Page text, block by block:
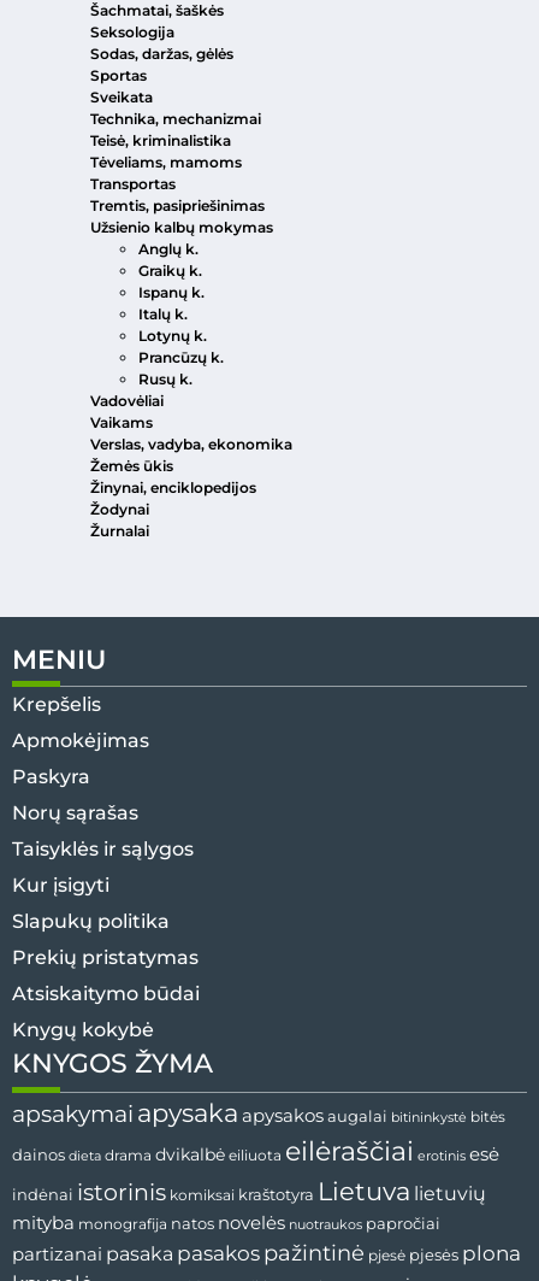
Šachmatai, šaškės
Seksologija
Sodas, daržas, gėlės
Sportas
Sveikata
Technika, mechanizmai
Teisė, kriminalistika
Tėveliams, mamoms
Transportas
Tremtis, pasipriešinimas
Užsienio kalbų mokymas
Anglų k.
Graikų k.
Ispanų k.
Italų k.
Lotynų k.
Prancūzų k.
Rusų k.
Vadovėliai
Vaikams
Verslas, vadyba, ekonomika
Žemės ūkis
Žinynai, enciklopedijos
Žodynai
Žurnalai
MENIU
Krepšelis
Apmokėjimas
Paskyra
Norų sąrašas
Taisyklės ir sąlygos
Kur įsigyti
Slapukų politika
Prekių pristatymas
Atsiskaitymo būdai
Knygų kokybė
KNYGOS ŽYMA
apsakymai apysaka apysakos augalai bitininkystė bitės
dainos dieta drama dvikalbė eiliuota eilėraščiai erotinis esė
indėnai istorinis komiksai kraštotyra Lietuva lietuvių
mityba monografija natos novelės nuotraukos papročiai
partizanai pasaka pasakos pažintinė pjesė pjesės plona